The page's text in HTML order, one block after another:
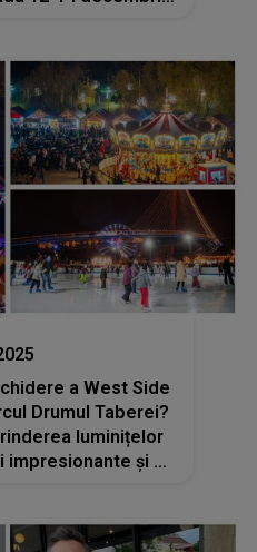
a West Side
Drumul Taberei?
luminițelor
și un